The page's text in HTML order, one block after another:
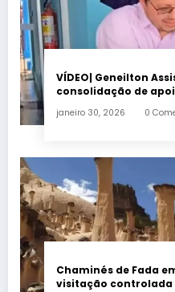
VÍDEO| Geneilton
consolidação de
janeiro 30, 2026 0
Chaminés de Fada
visitação controlada